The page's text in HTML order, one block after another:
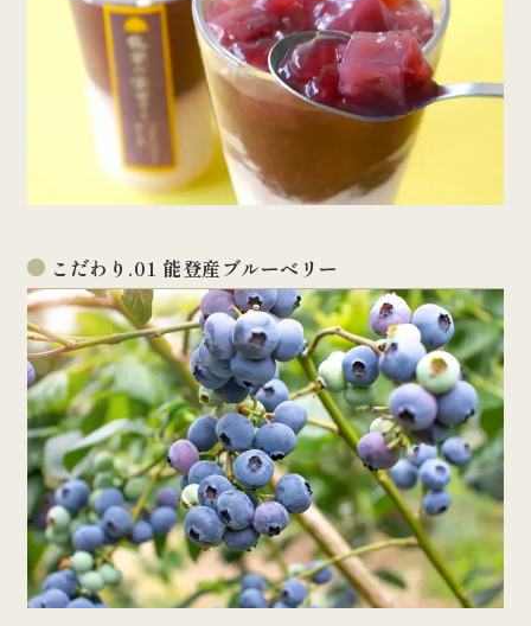
こだわり.01 能登産ブルーベリー